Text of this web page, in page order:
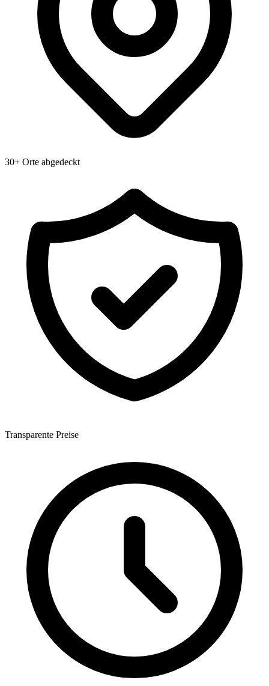
30+ Orte abgedeckt
Transparente Preise